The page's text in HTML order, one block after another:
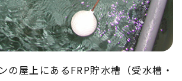
の屋上にあるFRP貯水槽（受水槽・